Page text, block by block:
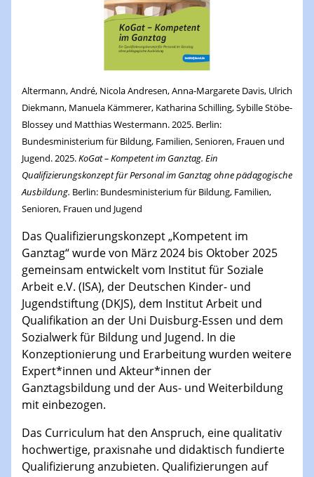
Altermann, André, Nicola Andresen, Anna-Margarete Davis, Ulrich
Diekmann, Manuela Kämmerer, Katharina Schilling, Sybille Stöbe-
Blossey und Matthias Westermann. 2025. Berlin:
Bundesministerium für Bildung, Familien, Senioren, Frauen und
Jugend. 2025.KoGat – Kompetent im Ganztag. Ein
Qualifizierungskonzept für Personal im Ganztag ohne pädagogische
Ausbildung. Berlin: Bundesministerium für Bildung, Familien,
Senioren, Frauen und Jugend
Das Qualifizierungskonzept „Kompetent im
Ganztag“ wurde von März 2024 bis Oktober 2025
gemeinsam entwickelt vom Institut für Soziale
Arbeit e.V. (ISA), der Deutschen Kinder- und
Jugendstiftung (DKJS), dem Institut Arbeit und
Qualifikation an der Uni Duisburg-Essen und dem
Sozialwerk für Bildung und Jugend. In die
Konzeptionierung und Erarbeitung wurden weitere
Expert*innen und Akteur*innen der
Ganztagsbildung und der Aus- und Weiterbildung
mit einbezogen.
Das Curriculum hat den Anspruch, eine qualitativ
hochwertige, praxisnahe und didaktisch fundierte
Qualifizierung anzubieten. Qualifizierungen auf